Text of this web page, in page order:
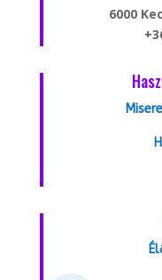
6000